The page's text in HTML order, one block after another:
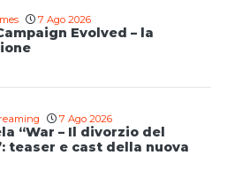
7 Ago 2026
Evolved – la
7 Ago 2026
“War – Il divorzio del
teaser e cast della nuova